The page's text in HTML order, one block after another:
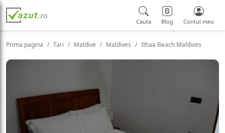
Cauta Blog Contul meu
Prima pagina Tari Maldive Maldives Ithaa Beach Maldives